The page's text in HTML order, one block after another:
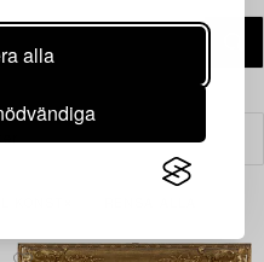
alla